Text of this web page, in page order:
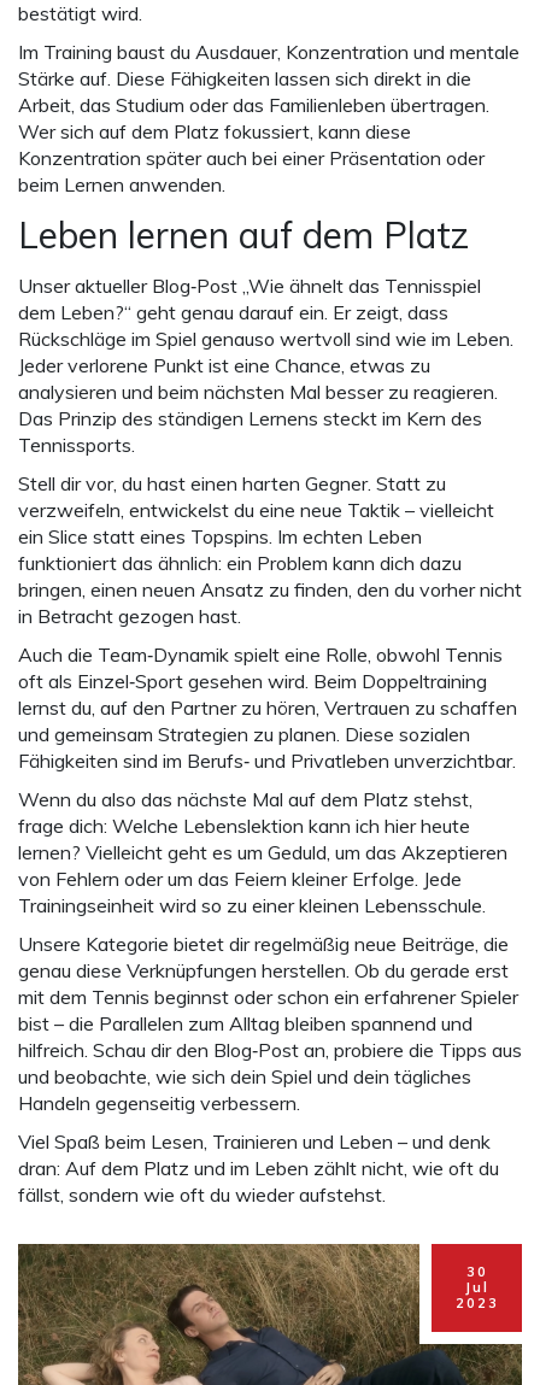
bestätigt wird.
Im Training baust du Ausdauer, Konzentration und mentale
Stärke auf. Diese Fähigkeiten lassen sich direkt in die
Arbeit, das Studium oder das Familienleben übertragen.
Wer sich auf dem Platz fokussiert, kann diese
Konzentration später auch bei einer Präsentation oder
beim Lernen anwenden.
Leben lernen auf dem Platz
Unser aktueller Blog‑Post „Wie ähnelt das Tennisspiel
dem Leben?“ geht genau darauf ein. Er zeigt, dass
Rückschläge im Spiel genauso wertvoll sind wie im Leben.
Jeder verlorene Punkt ist eine Chance, etwas zu
analysieren und beim nächsten Mal besser zu reagieren.
Das Prinzip des ständigen Lernens steckt im Kern des
Tennissports.
Stell dir vor, du hast einen harten Gegner. Statt zu
verzweifeln, entwickelst du eine neue Taktik – vielleicht
ein Slice statt eines Topspins. Im echten Leben
funktioniert das ähnlich: ein Problem kann dich dazu
bringen, einen neuen Ansatz zu finden, den du vorher nicht
in Betracht gezogen hast.
Auch die Team‑Dynamik spielt eine Rolle, obwohl Tennis
oft als Einzel‑Sport gesehen wird. Beim Doppeltraining
lernst du, auf den Partner zu hören, Vertrauen zu schaffen
und gemeinsam Strategien zu planen. Diese sozialen
Fähigkeiten sind im Berufs‑ und Privatleben unverzichtbar.
Wenn du also das nächste Mal auf dem Platz stehst,
frage dich: Welche Lebenslektion kann ich hier heute
lernen? Vielleicht geht es um Geduld, um das Akzeptieren
von Fehlern oder um das Feiern kleiner Erfolge. Jede
Trainingseinheit wird so zu einer kleinen Lebensschule.
Unsere Kategorie bietet dir regelmäßig neue Beiträge, die
genau diese Verknüpfungen herstellen. Ob du gerade erst
mit dem Tennis beginnst oder schon ein erfahrener Spieler
bist – die Parallelen zum Alltag bleiben spannend und
hilfreich. Schau dir den Blog‑Post an, probiere die Tipps aus
und beobachte, wie sich dein Spiel und dein tägliches
Handeln gegenseitig verbessern.
Viel Spaß beim Lesen, Trainieren und Leben – und denk
dran: Auf dem Platz und im Leben zählt nicht, wie oft du
fällst, sondern wie oft du wieder aufstehst.
30
Jul
2023